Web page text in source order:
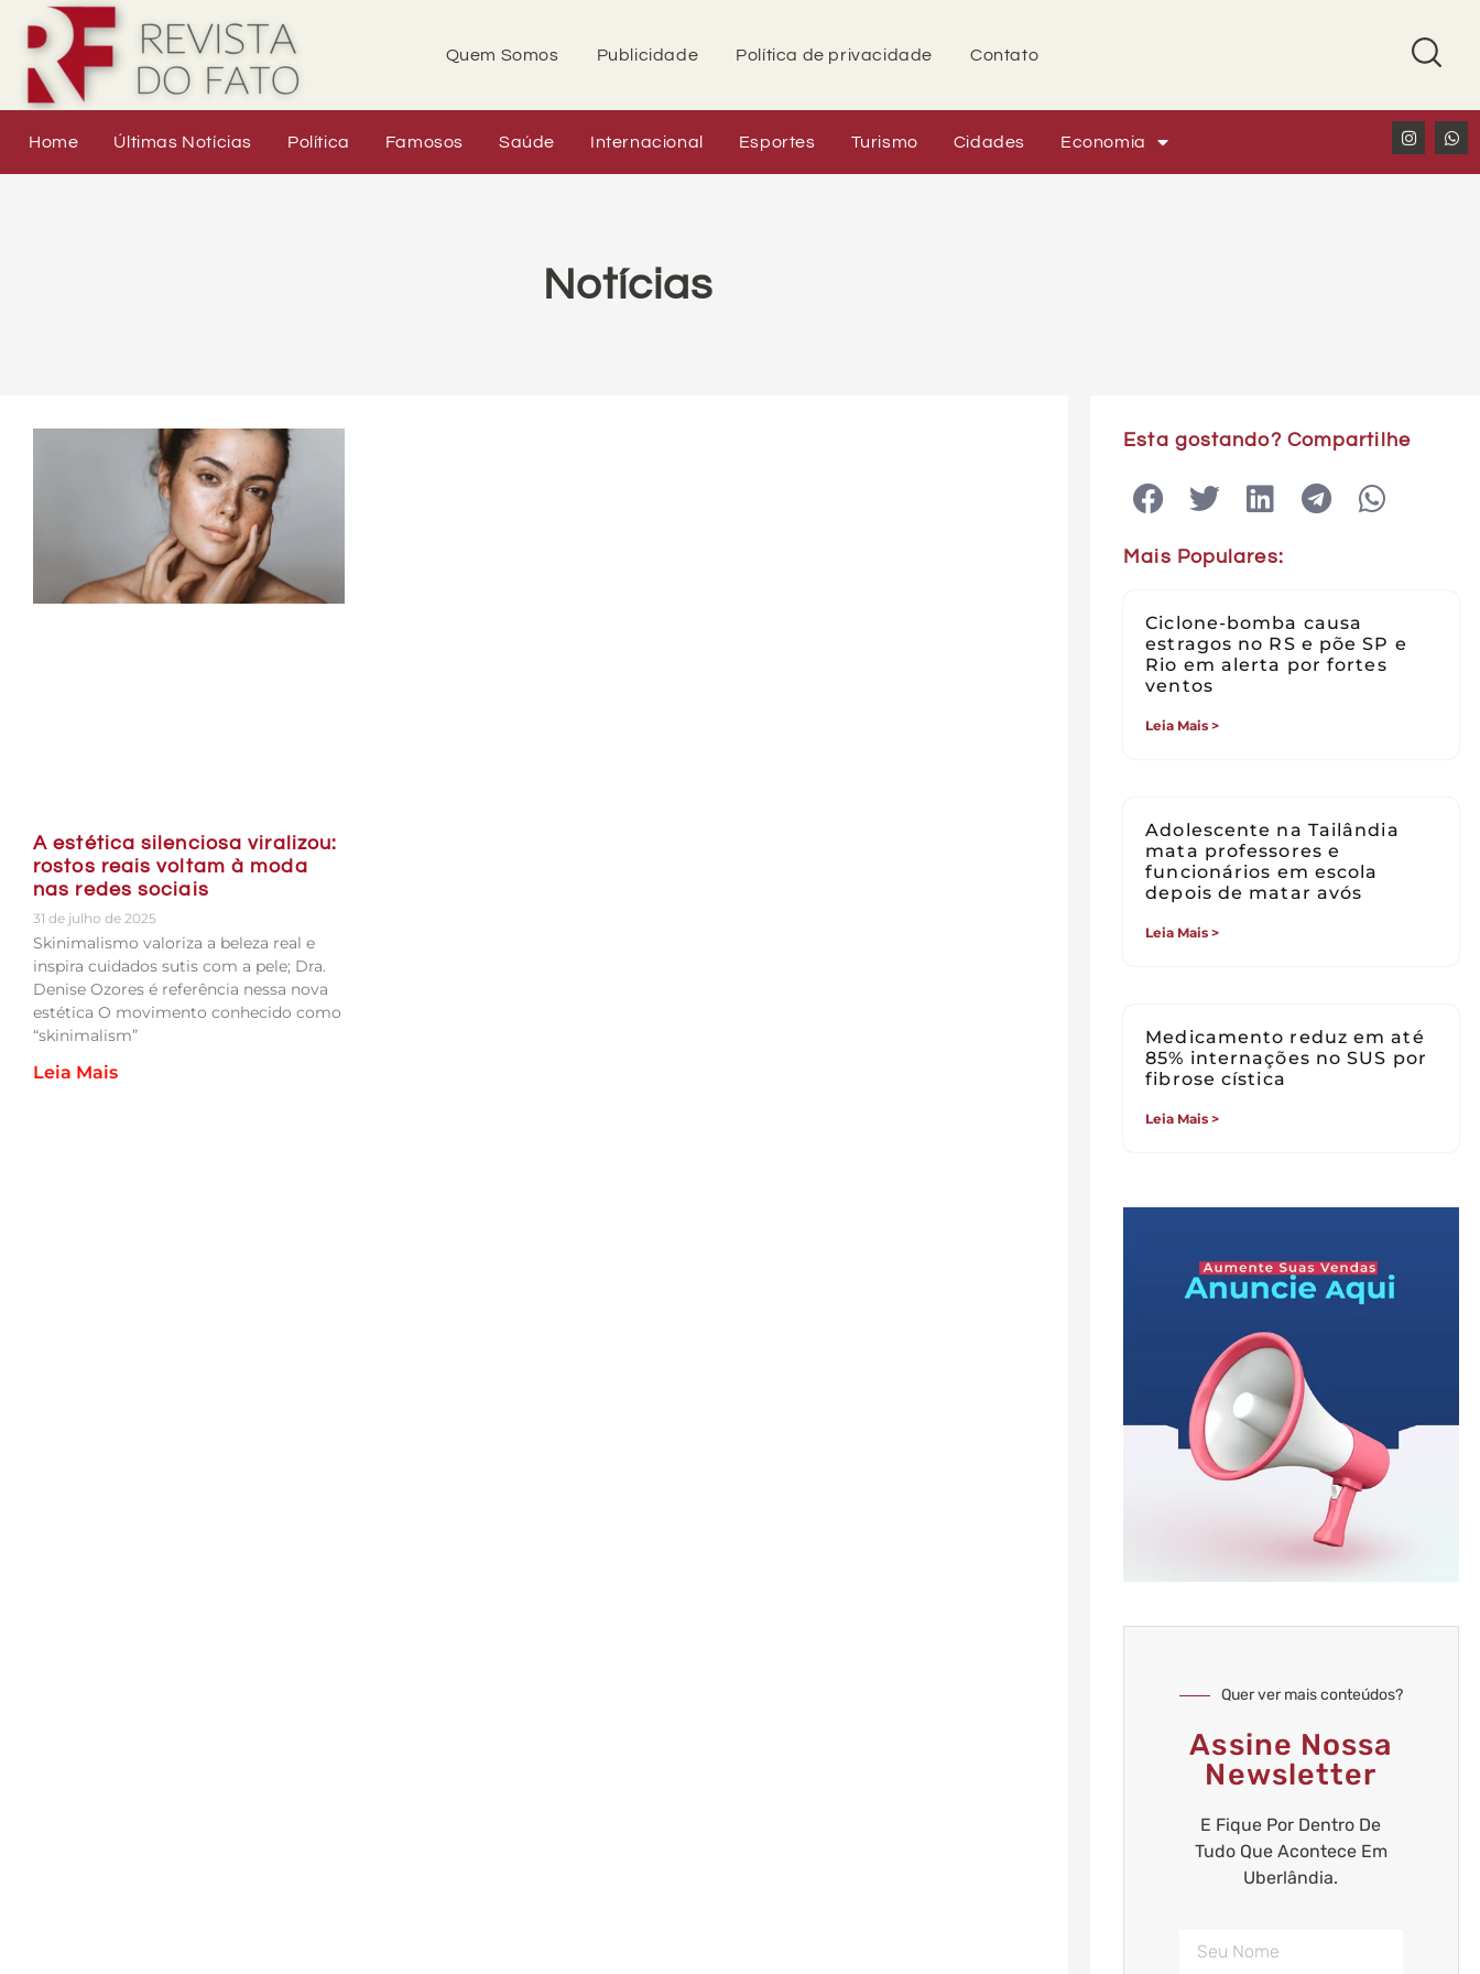
Quem Somos Publicidade Política de privacidade Contato
Home Últimas Notícias Política Famosos Saúde Internacional Esportes Turismo Cidades Economia
Notícias
A estética silenciosa viralizou:
rostos reais voltam à moda
nas redes sociais
31 de julho de 2025
Skinimalismo valoriza a beleza real e
inspira cuidados sutis com a pele; Dra.
Denise Ozores é referência nessa nova
estética O movimento conhecido como
“skinimalism”
Leia Mais
Esta gostando? Compartilhe
Mais Populares:
Ciclone-bomba causa
estragos no RS e põe SP e
Rio em alerta por fortes
ventos
Leia Mais >
Adolescente na Tailândia
mata professores e
funcionários em escola
depois de matar avós
Leia Mais >
Medicamento reduz em até
85% internações no SUS por
fibrose cística
Leia Mais >
Quer ver mais conteúdos?
Assine Nossa
Newsletter
E Fique Por Dentro De
Tudo Que Acontece Em
Uberlândia.